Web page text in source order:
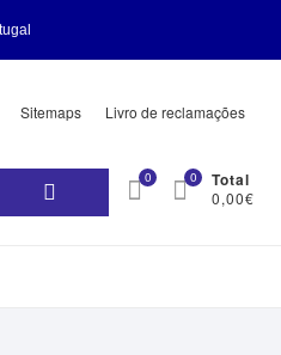
Sitemaps Livro de reclamações
Pesquisar
0 Total
0,00€
0